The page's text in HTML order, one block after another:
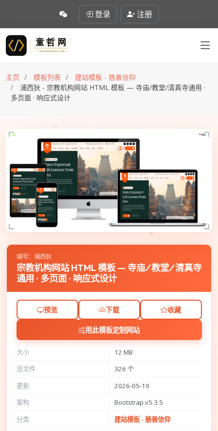
登录 注册
主页 模板列表
建站模板 - 慈善信仰
浦西狄 - 宗教机构网站 HTML 模板 — 寺庙/教堂/清真寺通用 ·
多页面 · 响应式设计
编号：浦西狄
宗教机构网站 HTML 模板 — 寺庙/教堂/清真寺
通用 · 多页面 · 响应式设计
预览 下载 收藏
用此模板定制网站
大小
12 MB
总文件
326 个
更新
2026-05-19
架构
Bootstrap v5.3.5
分类
建站模板 - 慈善信仰